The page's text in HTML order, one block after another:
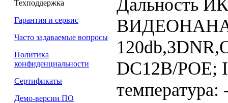
Техподдержка
Гарантия и сервис
Часто задаваемые вопросы
Политика
конфиденциальности
Сертификаты
Демо-версии ПО
Дальность
DC12В/PОE;